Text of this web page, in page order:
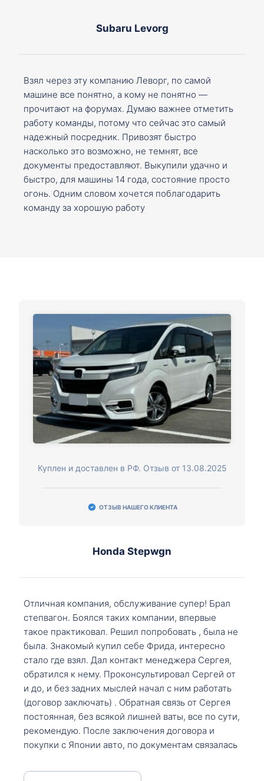
Subaru Levorg
Взял через эту компанию Леворг, по самой
машине все понятно, а кому не понятно —
прочитают на форумах. Думаю важнее отметить
работу команды, потому что сейчас это самый
надежный посредник. Привозят быстро
насколько это возможно, не темнят, все
документы предоставляют. Выкупили удачно и
быстро, для машины 14 года, состояние просто
огонь. Одним словом хочется поблагодарить
команду за хорошую работу
Куплен и доставлен в РФ. Отзыв от 13.08.2025
ОТЗЫВ НАШЕГО КЛИЕНТА
Honda Stepwgn
Отличная компания, обслуживание супер! Брал
степвагон. Боялся таких компании, впервые
такое практиковал. Решил попробовать , была не
была. Знакомый купил себе Фрида, интересно
стало где взял. Дал контакт менеджера Сергея,
обратился к нему. Проконсультировал Сергей от
и до, и без задних мыслей начал с ним работать
(договор заключать) . Обратная связь от Сергея
постоянная, без всякой лишней ваты, все по сути,
рекомендую. После заключения договора и
покупки с Японии авто, по документам связалась
что заполнить, куда зайти, образцы и т.д. После